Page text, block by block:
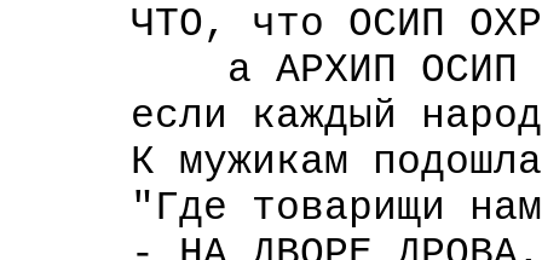
ЧТО, что ОСИП
а АРХИП ОСИП
если каждый
К мужикам подошла
"Где товарищи нам